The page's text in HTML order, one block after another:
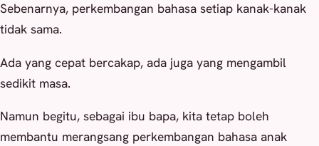
Sebenarnya, perkembangan bahasa setiap kanak-kanak
tidak sama.
Ada yang cepat bercakap, ada juga yang mengambil
sedikit masa.
Namun begitu, sebagai ibu bapa, kita tetap boleh
membantu merangsang perkembangan bahasa anak